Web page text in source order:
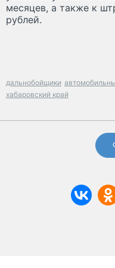
месяцев, а также к
рублей.
дальнобойщики
хабаровский край